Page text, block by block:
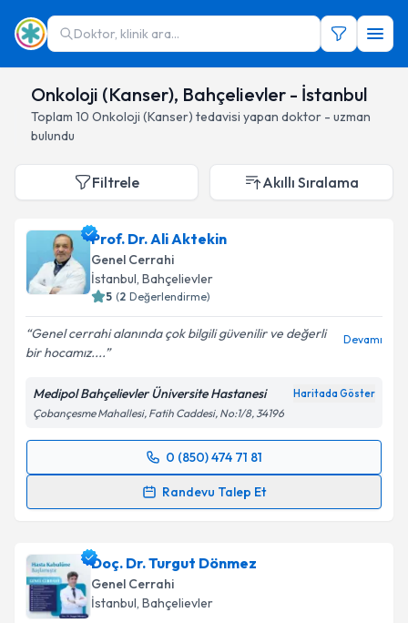
Doktor, klinik ara...
Onkoloji (Kanser), Bahçelievler - İstanbul
Toplam 10 Onkoloji (Kanser) tedavisi yapan doktor - uzman
bulundu
Filtrele Akıllı Sıralama
Prof. Dr. Ali Aktekin
Genel Cerrahi
İstanbul, Bahçelievler
5 (2 Değerlendirme)
Genel cerrahi alanında çok bilgili güvenilir ve değerli
bir hocamız....
Devamı
Medipol Bahçelievler Üniversite Hastanesi Haritada Göster
Çobançesme Mahallesi, Fatih Caddesi, No:1/8, 34196
0 (850) 474 71 81
Randevu Talep Et
Randevu Takvimi Talebi
takvim hazırlandığında e-posta ile bilgilendireceğiz.
E-posta Adresiniz
Doç. Dr. Turgut Dönmez
Genel Cerrahi
İstanbul, Bahçelievler